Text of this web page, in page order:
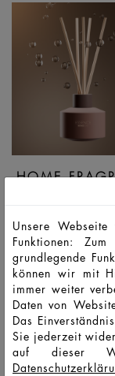
HOME
Unsere
Funktionen:
grundlegende
können wir mit
immer weiter
Daten von
Das
Sie jederzeit
auf dieser